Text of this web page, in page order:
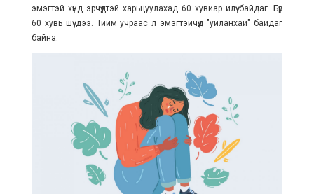
эмэгтэй хүнд эрчүүдтэй харьцуулахад 60 хувиар илүү байдаг. Бүр
60 хувь шүү дээ. Тийм учраас л эмэгтэйчүүд "уйланхай" байдаг
байна.